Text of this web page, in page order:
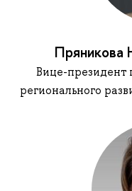
Пряникова
Вице-президент
регионального